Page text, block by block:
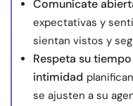
Comunícate
expectativas y
sientan vistos y
Respeta su
intimidad
se ajusten a su